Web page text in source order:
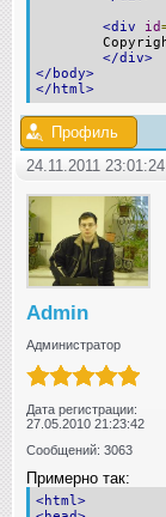
<div
id
Copyright
</div>
</body>
</html>
Профиль
24.11.2011
Admin
Администратор
Дата регистрации:
27.05.2010 21:23:42
Сообщений: 3063
Примерно так:
<html>